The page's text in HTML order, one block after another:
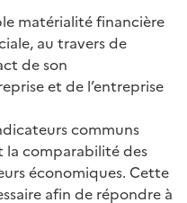
matérialité financière
au travers de
de son
et de l’entreprise
communs
comparabilité des
économiques. Cette
afin de répondre à